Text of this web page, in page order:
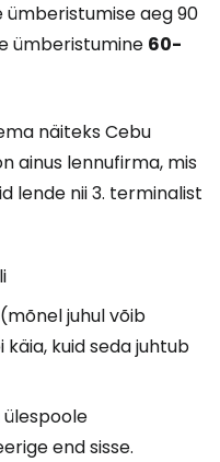
aeg 90
ümberistumine 60-
näiteks Cebu
ainus lennufirma, mis
lende nii 3. terminalist
juhul võib
kuid seda juhtub
end sisse.